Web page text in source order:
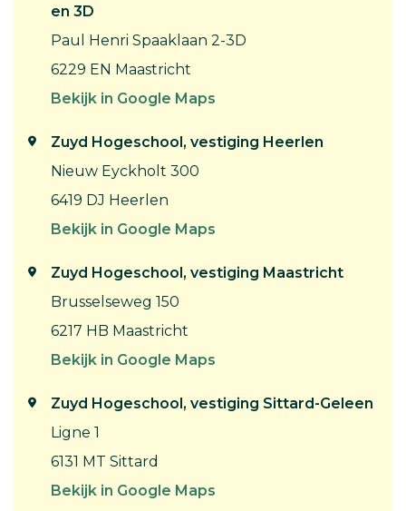
en 3D
Paul Henri Spaaklaan 2-3D
6229 EN Maastricht
Bekijk in Google Maps
Zuyd Hogeschool, vestiging Heerlen
Nieuw Eyckholt 300
6419 DJ Heerlen
Bekijk in Google Maps
Zuyd Hogeschool, vestiging Maastricht
Brusselseweg 150
6217 HB Maastricht
Bekijk in Google Maps
Zuyd Hogeschool, vestiging Sittard-Geleen
Ligne 1
6131 MT Sittard
Bekijk in Google Maps